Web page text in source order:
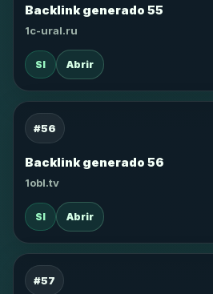
Backlink generado 55
1c-ural.ru
SI Abrir
#56
Backlink generado 56
1obl.tv
SI Abrir
#57